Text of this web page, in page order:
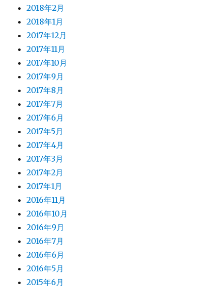
2018年2月
2018年1月
2017年12月
2017年11月
2017年10月
2017年9月
2017年8月
2017年7月
2017年6月
2017年5月
2017年4月
2017年3月
2017年2月
2017年1月
2016年11月
2016年10月
2016年9月
2016年7月
2016年6月
2016年5月
2015年6月